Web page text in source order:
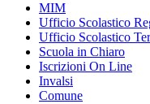
MIM
Ufficio Scolastico
Ufficio Scolastico
Scuola in Chiaro
Iscrizioni On Line
Invalsi
Comune